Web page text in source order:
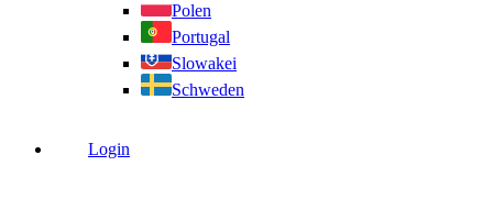
Polen
Portugal
Slowakei
Schweden
Login